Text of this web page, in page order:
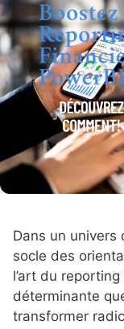
Dans un univers
socle des
l’art du
déterminante
transformer